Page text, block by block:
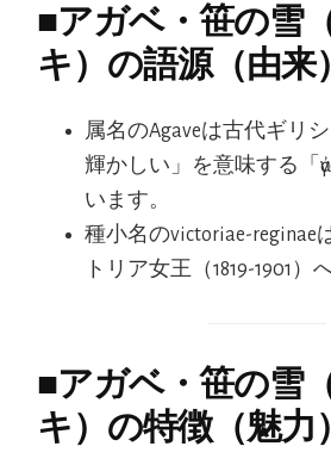
■アガベ・笹の雪
キ）の語源（由来）
属名のAgaveは古代ギリ
輝かしい」を意味する「
います。
種小名のvictoriae-reginae
トリア女王（1819-1901）
■アガベ・笹の雪
キ）の特徴（魅力）